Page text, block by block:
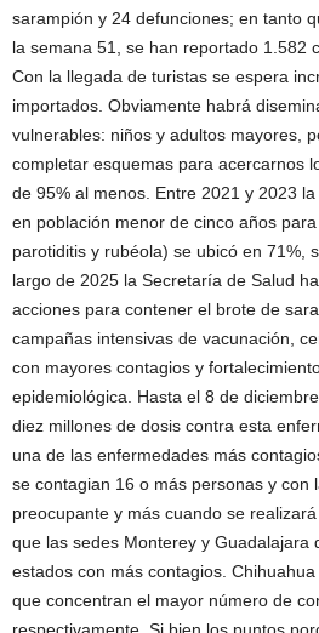
sarampión y 24 defunciones; en tanto
la semana 51, se han reportado 1.582
Con la llegada de turistas se espera
importados. Obviamente habrá
vulnerables: niños y adultos mayores,
completar esquemas para acercarnos
de 95% al menos. Entre 2021 y 2023
en población menor de cinco años
parotiditis y rubéola) se ubicó en 71%,
largo de 2025 la Secretaría de Salud
acciones para contener el brote de
campañas intensivas de vacunación,
con mayores contagios y
epidemiológica. Hasta el 8 de
diez millones de dosis contra esta
una de las enfermedades más
se contagian 16 o más personas y con
preocupante y más cuando se
que las sedes Monterey y Guadalajara
estados con más contagios.
que concentran el mayor número de
respectivamente. Si bien los puntos